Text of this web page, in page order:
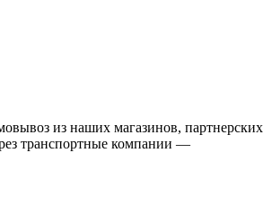
из наших магазинов, партнерских
транспортные компании —